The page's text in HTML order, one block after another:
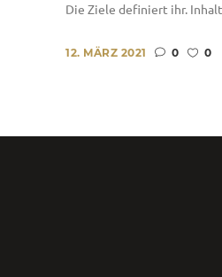
Die Ziele definiert ihr.
12. MÄRZ 2021 0 0